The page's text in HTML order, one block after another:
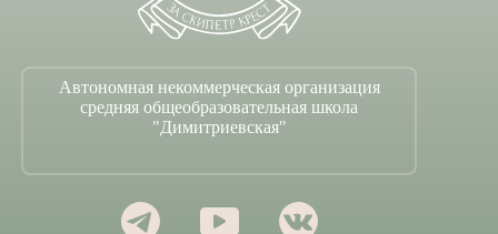
Автономная некоммерческая организация
средняя общеобразовательная школа
"Димитриевская"